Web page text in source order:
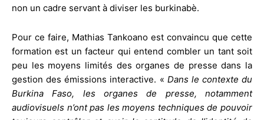
non un cadre servant à diviser les burkinabè.
Pour ce faire, Mathias Tankoano est convaincu que cette
formation est un facteur qui entend combler un tant soit
peu les moyens limités des organes de presse dans la
gestion des émissions interactive. « Dans le contexte du
Burkina Faso, les organes de presse, notamment
audiovisuels n’ont pas les moyens techniques de pouvoir